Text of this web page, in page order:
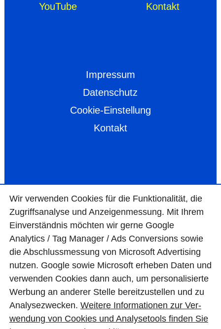
YouTube Kontakt
Impressum
Datenschutz
Cookie-Einstellung
Kontakt
© BAS Mauerwerkstrockenlegung GmbH
Wir ver­wen­den Cookies für die Funktio­na­lität, die
Zugriffs­ana­lyse und Anzei­gen­mes­sung. Mit Ihrem
Ein­ver­ständ­nis möchten wir gerne Google
Analytics / Tag Manager / Ads Con­ver­sions sowie
die Abschluss­mes­sung von Micro­soft Adver­tising
nutzen. Google sowie Micro­soft erheben Daten und
ver­wen­den Cookies dann auch, um perso­nali­sierte
Wer­bung an ande­rer Stelle bereit­zu­stel­len und zu
Ana­lyse­zwecken. Wei­tere Infor­matio­nen zur Ver­
wen­dung von Cookies und Ana­lyse­tools fin­den Sie